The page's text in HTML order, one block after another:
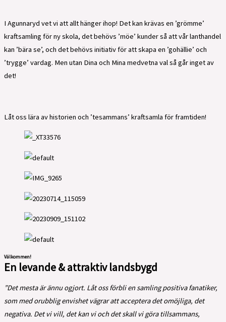
I Agunnaryd vet vi att allt hänger ihop! Det kan krävas en ’grömme’
kraftsamling för ny skola, det behövs ’möe’ kunder så att vår lanthandel
kan ’bära se’, och det behövs initiativ för att skapa en ’gohällie’ och
’trygge’ vardag. Men utan Dina och Mina medvetna val så går inget av
det!
Låt oss lära av historien och ’tesammans’ kraftsamla för framtiden!
Välkommen!
En levande & attraktiv landsbygd
”Det mesta är ännu ogjort. Låt oss förbli en samling positiva fanatiker,
som med orubblig envishet vägrar att acceptera det omöjliga, det
negativa. Det vi vill, det kan vi och det skall vi göra tillsammans,